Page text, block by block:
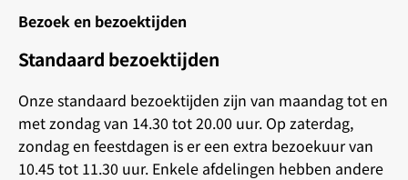
Bezoek en bezoektijden
Standaard bezoektijden
Onze standaard bezoektijden zijn van maandag tot en
met zondag van 14.30 tot 20.00 uur. Op zaterdag,
zondag en feestdagen is er een extra bezoekuur van
10.45 tot 11.30 uur. Enkele afdelingen hebben andere